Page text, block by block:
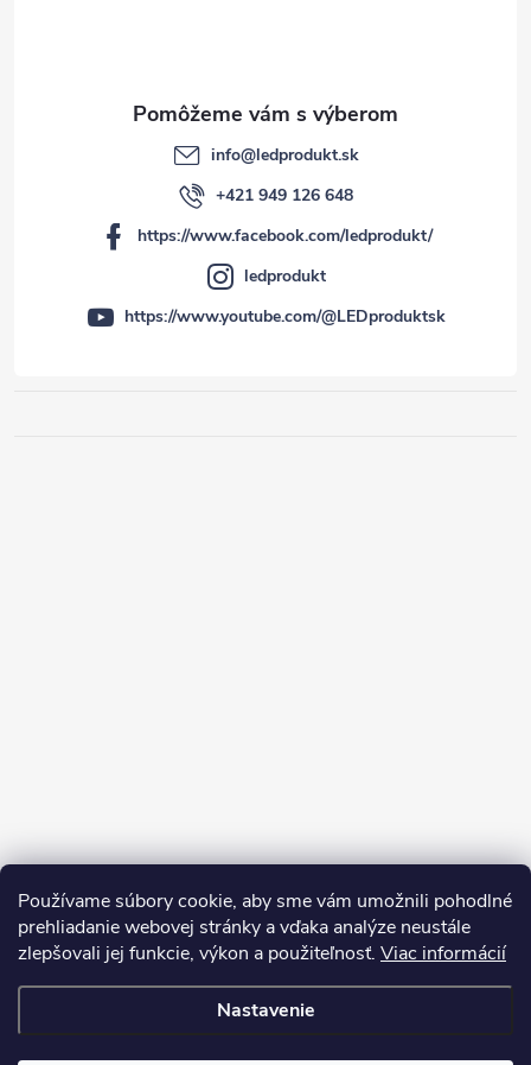
Používame súbory cookie, aby sme vám umožnili pohodlné
prehliadanie webovej stránky a vďaka analýze neustále
zlepšovali jej funkcie, výkon a použiteľnosť. Viac informácií
Nastavenie
Sledovať na Instagrame
info@ledprodukt.sk
+421 949 126 648
https://www.facebook.com/ledprodukt/
ledprodukt
https://www.youtube.com/@LEDproduktsk